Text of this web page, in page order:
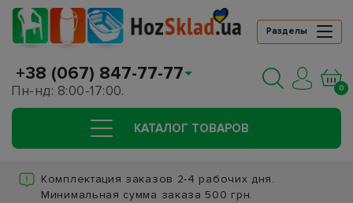
Разделы
+38 (067) 847-77-77
Пн-нд: 8:00-17:00. 0
КАТАЛОГ ТОВАРОВ
Комплектация заказов 2-4 рабочих дня.
Минимальная сумма заказа 500 грн.